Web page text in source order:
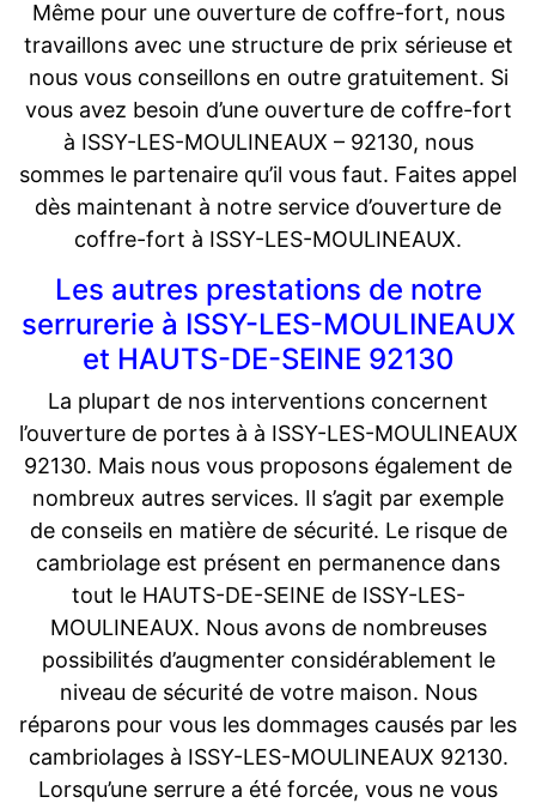
Même pour une ouverture de coffre-fort, nous
travaillons avec une structure de prix sérieuse et
nous vous conseillons en outre gratuitement. Si
vous avez besoin d’une ouverture de coffre-fort
à ISSY-LES-MOULINEAUX – 92130, nous
sommes le partenaire qu’il vous faut. Faites appel
dès maintenant à notre service d’ouverture de
coffre-fort à ISSY-LES-MOULINEAUX.
Les autres prestations de notre
serrurerie à ISSY-LES-MOULINEAUX
et HAUTS-DE-SEINE 92130
La plupart de nos interventions concernent
l’ouverture de portes à à ISSY-LES-MOULINEAUX
92130. Mais nous vous proposons également de
nombreux autres services. Il s’agit par exemple
de conseils en matière de sécurité. Le risque de
cambriolage est présent en permanence dans
tout le HAUTS-DE-SEINE de ISSY-LES-
MOULINEAUX. Nous avons de nombreuses
possibilités d’augmenter considérablement le
niveau de sécurité de votre maison. Nous
réparons pour vous les dommages causés par les
cambriolages à ISSY-LES-MOULINEAUX 92130.
Lorsqu’une serrure a été forcée, vous ne vous